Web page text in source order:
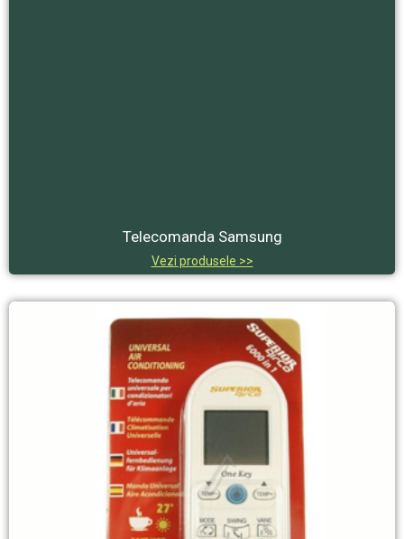
Telecomanda Samsung
Vezi produsele >>